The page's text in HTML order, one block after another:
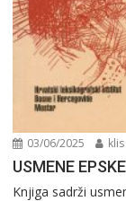
03/06/2025 klis
USMENE
Knjiga sadrži